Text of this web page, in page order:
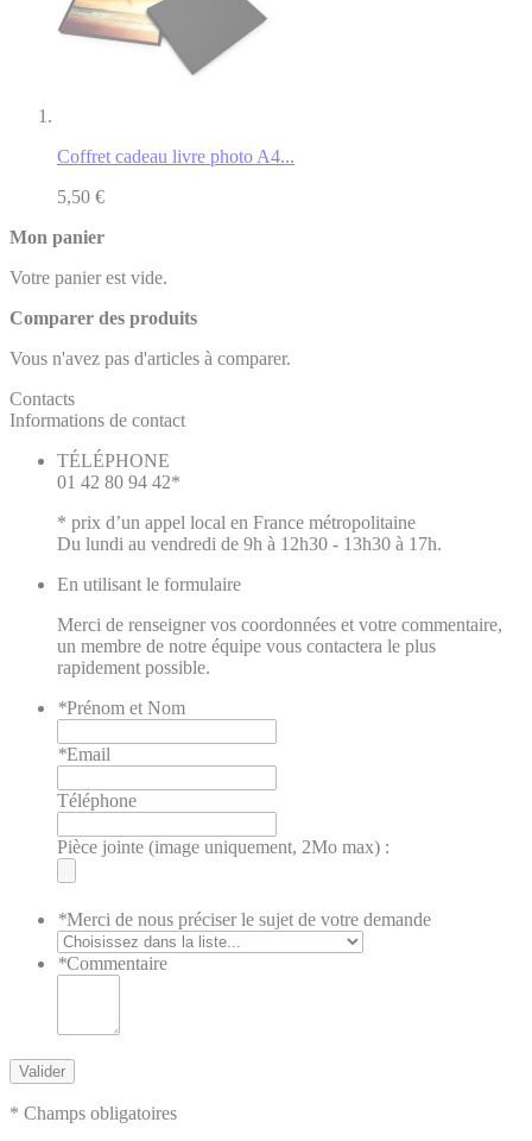
Coffret cadeau livre photo A4...
5,50 €
Mon panier
Votre panier est vide.
Comparer des produits
Vous n'avez pas d'articles à comparer.
Contacts
Informations de contact
TÉLÉPHONE
01 42 80 94 42*
* prix d’un appel local en France métropolitaine
Du lundi au vendredi de 9h à 12h30 - 13h30 à 17h.
En utilisant le formulaire
Merci de renseigner vos coordonnées et votre commentaire,
un membre de notre équipe vous contactera le plus
rapidement possible.
*Prénom et Nom
*Email
Téléphone
Pièce jointe (image uniquement, 2Mo max) :
*Merci de nous préciser le sujet de votre demande
*Commentaire
Valider
* Champs obligatoires